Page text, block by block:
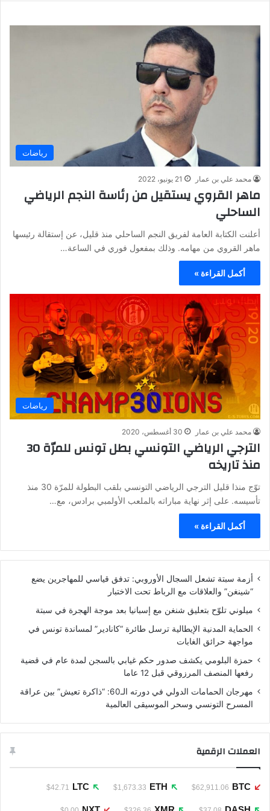
رياضات
محمد علي بن عمار 21 يونيو، 2022
ماهر القروي يستقيل من رئاسة النجم الرياضي
الساحلي
أعلنت الكتابة العامة لفريق النجم الساحلي منذ قليل، عن إستقالة رئيسها
ماهر القروي من مهامه. وذلك بمفعول فوري في الساعة…
أكمل القراءة »
رياضات
محمد علي بن عمار 30 أغسطس، 2020
الترجي الرياضي التونسي بطل تونس للمرّة 30
منذ تاريخه
توّج منذا قليل الترجي الرياضي التونسي بلقب البطولة للمرّة 30 منذ
تأسيسه. على إثر نهاية مباراته بالملعب الأولمبي برادس، مع…
أكمل القراءة »
أزمة سبتة تشعل السجال الأوروبي: تدفق قياسي للمهاجرين يضع
“شينغن” والعلاقات مع الرباط تحت الاختبار
ميلوني تلوّح بتعليق شنغن مع إسبانيا بعد موجة الهجرة في سبتة
الحماية المدنية الإيطالية ترسل طائرة “كانادير” لمساندة تونس في
مواجهة حرائق الغابات
حمزة البلومي يكشف صدور حكم غيابي بالسجن لمدة عام في قضية
رفعها المنصف المرزوقي قبل 12 عاما
مهرجان الحمامات الدولي في دورته الـ60: “ذاكرة تعيش” بين عراقة
المسرح التونسي وسحر الموسيقى العالمية
العملات الرقمية
BTC
$62,911.06
ETH
$1,673.33
LTC
$42.71